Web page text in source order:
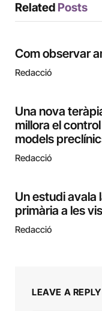
Related Posts
Com observar
Redacció
Una nova
millora el
models
Redacció
Un estudi avala
primària a les
Redacció
LEAVE A REPLY